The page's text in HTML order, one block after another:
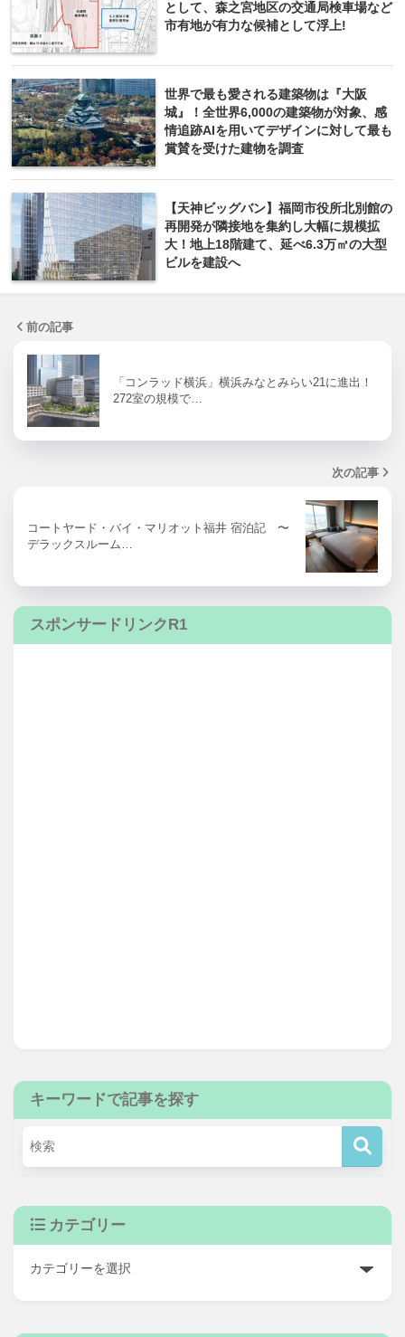
として、森之宮地区の交通局検車場など
市有地が有力な候補として浮上!
世界で最も愛される建築物は『大阪
城』！全世界6,000の建築物が対象、感
情追跡AIを用いてデザインに対して最も
賞賛を受けた建物を調査
【天神ビッグバン】福岡市役所北別館の
再開発が隣接地を集約し大幅に規模拡
大！地上18階建て、延べ6.3万㎡の大型
ビルを建設へ
前の記事
「コンラッド横浜」横浜みなとみらい21に進出！
272室の規模で…
次の記事
コートヤード・バイ・マリオット福井 宿泊記 〜
デラックスルーム…
スポンサードリンクR1
キーワードで記事を探す
カテゴリー